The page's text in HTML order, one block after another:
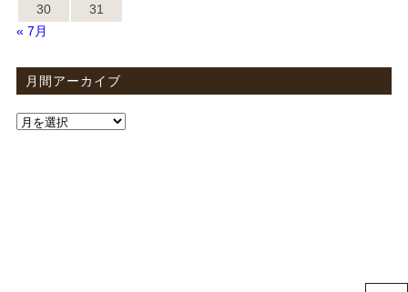
30
31
« 7月
月間アーカイブ